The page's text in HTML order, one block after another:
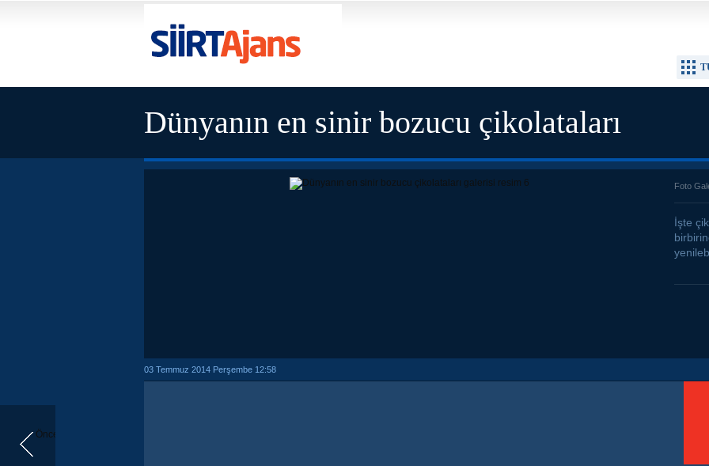
Önceki
Dünyanın en sinir bozucu çikolataları
Foto
İşte
03 Temmuz 2014 Perşembe 12:58